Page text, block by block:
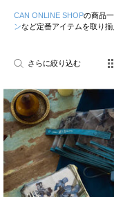
CAN ONLINE SHOPの商品一
ンなど定番アイテムを取り揃
さらに絞り込む